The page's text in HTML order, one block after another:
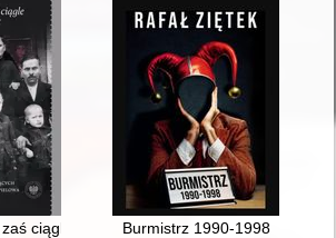
zaś ciągle odzywały się jęki..." : niemieckie
Burmistrz 1990-1998